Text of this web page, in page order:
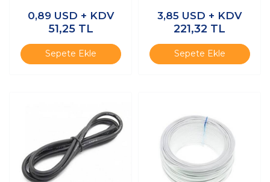
0,89 USD + KDV
51,25 TL
Sepete Ekle
3,85 USD + KDV
221,32 TL
Sepete Ekle